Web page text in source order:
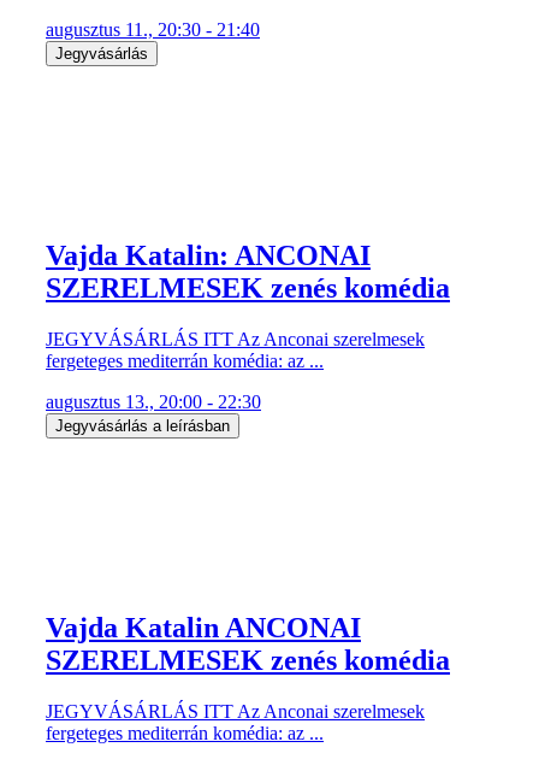
augusztus 11., 20:30 - 21:40
Jegyvásárlás
Vajda Katalin: ANCONAI
SZERELMESEK zenés komédia
JEGYVÁSÁRLÁS ITT Az Anconai szerelmesek
fergeteges mediterrán komédia: az ...
augusztus 13., 20:00 - 22:30
Jegyvásárlás a leírásban
Vajda Katalin ANCONAI
SZERELMESEK zenés komédia
JEGYVÁSÁRLÁS ITT Az Anconai szerelmesek
fergeteges mediterrán komédia: az ...